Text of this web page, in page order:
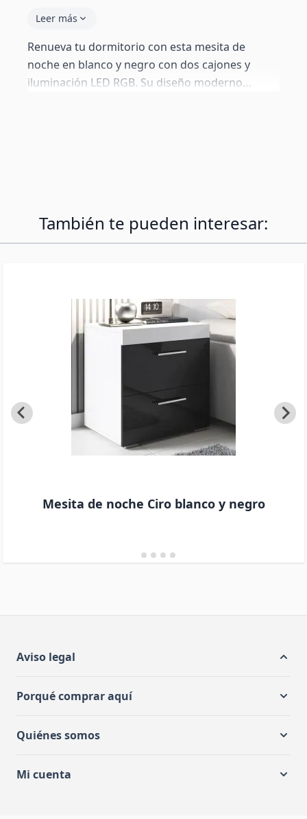
Leer más
Renueva tu dormitorio con esta mesita de
noche en blanco y negro con dos cajones y
iluminación LED RGB. Su diseño moderno
También te pueden interesar:
Mesita de noche Ciro blanco y negro
Aviso legal
Porqué comprar aquí
Quiénes somos
Mi cuenta